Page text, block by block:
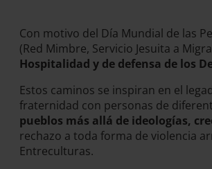
Con motivo del Día Mundial de las
(Red Mimbre, Servicio Jesuita a
Hospitalidad y de defensa de los
Estos caminos se inspiran en el
fraternidad con personas de
pueblos más allá de ideologías,
rechazo a toda forma de violencia
Entreculturas.